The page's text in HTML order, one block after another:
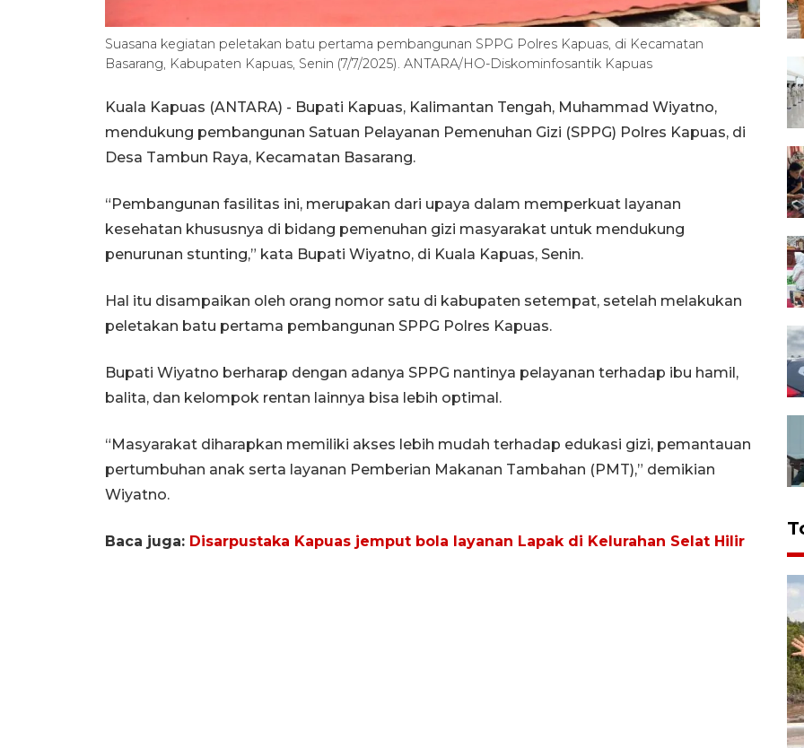
Suasana kegiatan peletakan batu pertama pembangunan SPPG Polres Kapuas, di Kecamatan
Basarang, Kabupaten Kapuas, Senin (7/7/2025). ANTARA/HO-Diskominfosantik Kapuas
Kuala Kapuas (ANTARA) - Bupati Kapuas, Kalimantan Tengah, Muhammad Wiyatno,
mendukung pembangunan Satuan Pelayanan Pemenuhan Gizi (SPPG) Polres Kapuas, di
Desa Tambun Raya, Kecamatan Basarang.
“Pembangunan fasilitas ini, merupakan dari upaya dalam memperkuat layanan
kesehatan khususnya di bidang pemenuhan gizi masyarakat untuk mendukung
penurunan stunting,” kata Bupati Wiyatno, di Kuala Kapuas, Senin.
Hal itu disampaikan oleh orang nomor satu di kabupaten setempat, setelah melakukan
peletakan batu pertama pembangunan SPPG Polres Kapuas.
Bupati Wiyatno berharap dengan adanya SPPG nantinya pelayanan terhadap ibu hamil,
balita, dan kelompok rentan lainnya bisa lebih optimal.
“Masyarakat diharapkan memiliki akses lebih mudah terhadap edukasi gizi, pemantauan
pertumbuhan anak serta layanan Pemberian Makanan Tambahan (PMT),” demikian
Wiyatno.
Baca juga: Disarpustaka Kapuas jemput bola layanan Lapak di Kelurahan Selat Hilir